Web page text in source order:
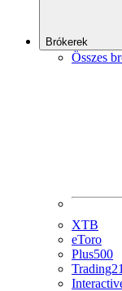
Brókerek
Összes
XTB
eToro
Plus500